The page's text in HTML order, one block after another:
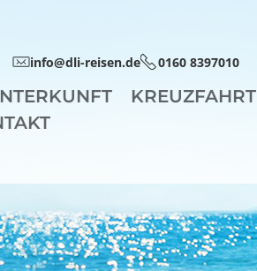
info@dli-reisen.de 0160 8397010
KREUZFAHRT